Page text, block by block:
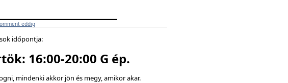
eddig
időpontja:
16:00-20:00 G ép.
mindenki akkor jön és megy, amikor akar.